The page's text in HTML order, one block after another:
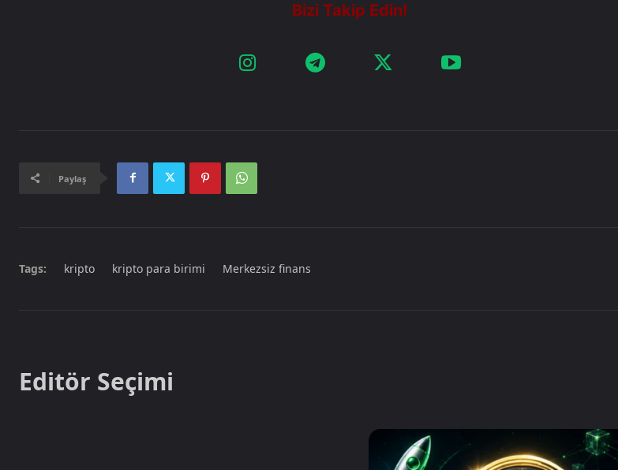
Paylaş
Tags: kripto kripto para birimi Merkezsiz finans
Editör Seçimi